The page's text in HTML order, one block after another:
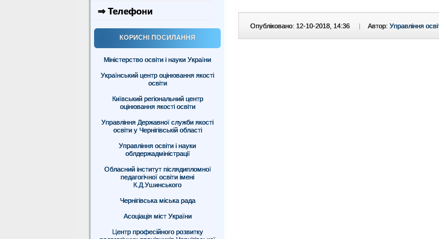
⇒ Телефони
КОРИСНІ ПОСИЛАННЯ
Міністерство освіти і науки України
Український центр оцінювання якості
освіти
Київський регіональний центр
оцінювання якості освіти
Управління Державної служби якості
освіти у Чернігівській області
Управління освіти і науки
облдержадміністрації
Обласний інститут післядипломної
педагогічної освіти імені
К.Д.Ушинського
Чернігівська міська рада
Асоціація міст України
Центр професійного розвитку
Опубліковано: 12-10-2018, 14:36 | Автор: Управління